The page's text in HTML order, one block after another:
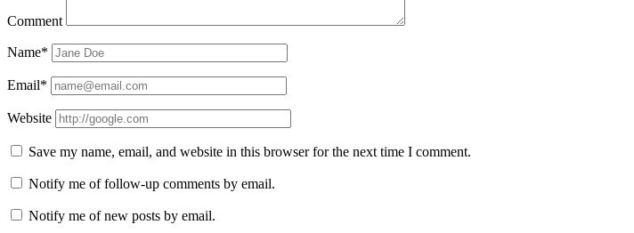
Comment
Name*
Email*
Website
Save my name, email, and website in this browser for the next time I comment.
Notify me of follow-up comments by email.
Notify me of new posts by email.